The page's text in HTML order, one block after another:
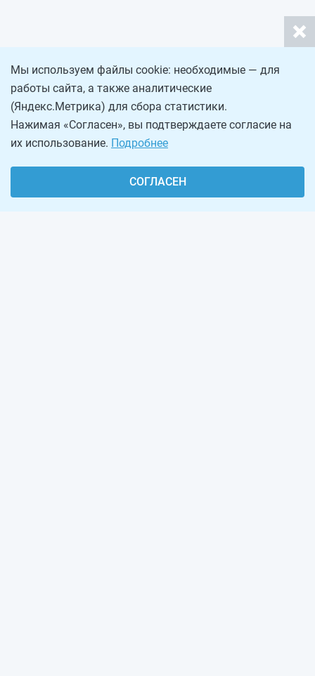
Мы используем файлы cookie: необходимые — для
работы сайта, а также аналитические
(Яндекс.Метрика) для сбора статистики.
Нажимая «Согласен», вы подтверждаете согласие на
их использование. Подробнее
СОГЛАСЕН